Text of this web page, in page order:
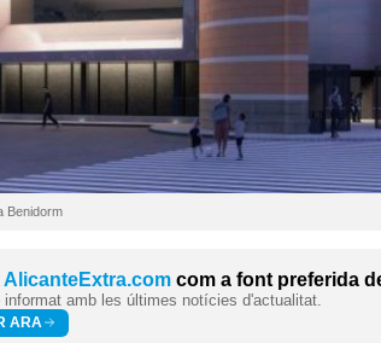
Benidorm
AlicanteExtra.com com a font preferida
informat amb les últimes notícies d'actualitat.
ARA